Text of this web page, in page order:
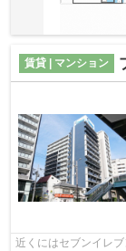
賃貸 | マンション
近くにはセブンイレ